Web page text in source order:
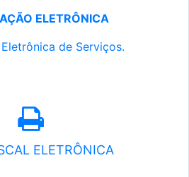
ELETRÔNICA
de Serviços.
ELETRÔNICA